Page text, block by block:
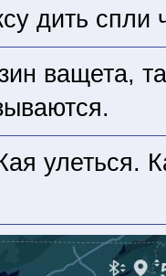
дить спли
ващета,
улеться.